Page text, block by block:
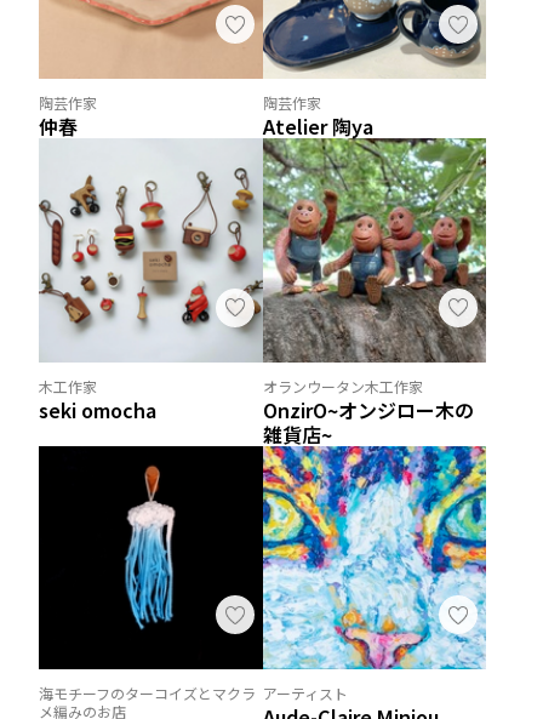
陶芸作家
仲春
陶芸作家
Atelier 陶ya
木工作家
seki omocha
オランウータン木工作家
OnzirO~オンジロー木の
雑貨店~
海モチーフのターコイズとマクラ
メ編みのお店
アーティスト